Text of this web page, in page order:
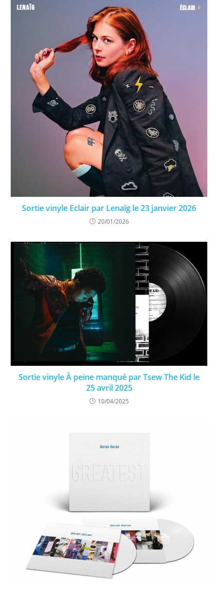
Sortie vinyle Eclair par Lenaïg le 23 janvier 2026
20/01/2026
Sortie vinyle À peine manqué par Tsew The Kid le
25 avril 2025
10/04/2025